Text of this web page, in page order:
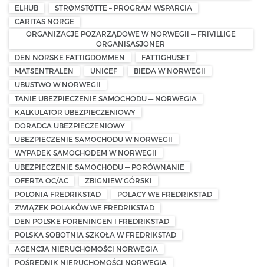
ELHUB
STRØMSTØTTE – PROGRAM WSPARCIA
CARITAS NORGE
ORGANIZACJE POZARZĄDOWE W NORWEGII — FRIVILLIGE
ORGANISASJONER
DEN NORSKE FATTIGDOMMEN
FATTIGHUSET
MATSENTRALEN
UNICEF
BIEDA W NORWEGII
UBUSTWO W NORWEGII
TANIE UBEZPIECZENIE SAMOCHODU — NORWEGIA
KALKULATOR UBEZPIECZENIOWY
DORADCA UBEZPIECZENIOWY
UBEZPIECZENIE SAMOCHODU W NORWEGII
WYPADEK SAMOCHODEM W NORWEGII
UBEZPIECZENIE SAMOCHODU — PORÓWNANIE
OFERTA OC/AC
ZBIGNIEW GÓRSKI
POLONIA FREDRIKSTAD
POLACY WE FREDRIKSTAD
ZWIĄZEK POLAKÓW WE FREDRIKSTAD
DEN POLSKE FORENINGEN I FREDRIKSTAD
POLSKA SOBOTNIA SZKOŁA W FREDRIKSTAD
AGENCJA NIERUCHOMOŚCI NORWEGIA
POŚREDNIK NIERUCHOMOŚCI NORWEGIA